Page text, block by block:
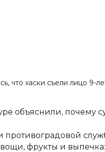
чтохаски съели лицо 9-
объяснили, почему
противоградовой
фрукты и